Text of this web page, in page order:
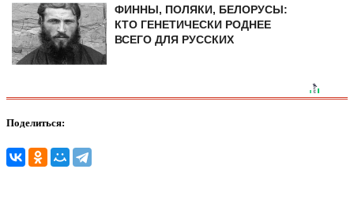
ФИННЫ, ПОЛЯКИ, БЕЛОРУСЫ:
КТО ГЕНЕТИЧЕСКИ РОДНЕЕ
ВСЕГО ДЛЯ РУССКИХ
Поделиться: